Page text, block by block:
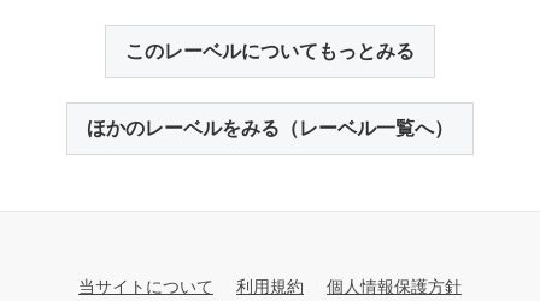
このレーベルについてもっとみる
ほかのレーベルをみる（レーベル一覧へ）
当サイトについて 利用規約 個人情報保護方針